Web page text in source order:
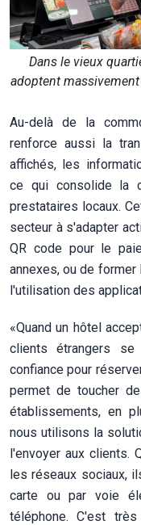
Dans le vieux
adoptent
Au-delà de la
renforce aussi la
affichés, les
ce qui consolide la
prestataires locaux.
secteur à s'adapter
QR code pour le
annexes, ou de
l'utilisation des
«Quand un hôtel
clients étrangers
confiance pour
permet de toucher
établissements, en
nous utilisons la
l'envoyer aux clients.
les réseaux sociaux,
carte ou par voie
téléphone. C'est